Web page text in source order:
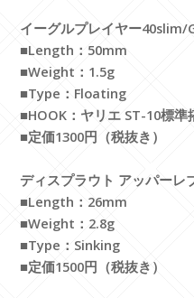
イーグルプレイヤー40slim/
■Length：50mm
■Weight：1.5g
■Type：Floating
■HOOK：ヤリエ ST-10標準
■定価1300円（税抜き）
ディスプラウト アッパーレ
■Length：26mm
■Weight：2.8g
■Type：Sinking
■定価1500円（税抜き）